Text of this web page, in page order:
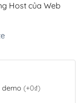
Host của Web
demo (+0₫)